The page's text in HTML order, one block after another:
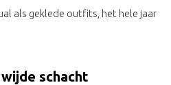
als geklede outfits, het hele jaar
schacht